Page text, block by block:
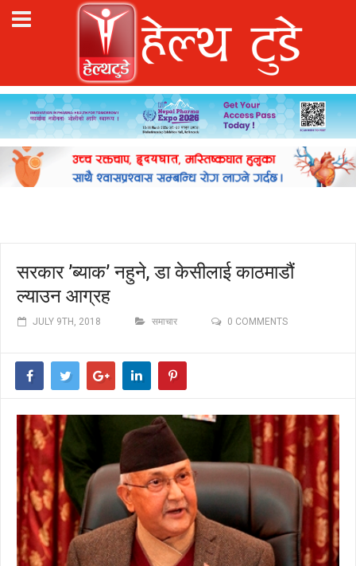
सरकार ’ब्याक’ नहुने, डा केसीलाई काठमाडौं
ल्याउन आग्रह
JULY 9TH, 2018 समाचार 0 COMMENTS